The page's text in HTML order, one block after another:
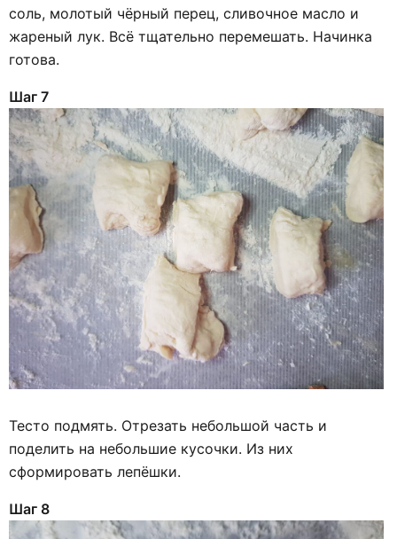
соль, молотый чёрный перец, сливочное масло и
жареный лук. Всё тщательно перемешать. Начинка
готова.
Шаг 7
Тесто подмять. Отрезать небольшой часть и
поделить на небольшие кусочки. Из них
сформировать лепёшки.
Шаг 8